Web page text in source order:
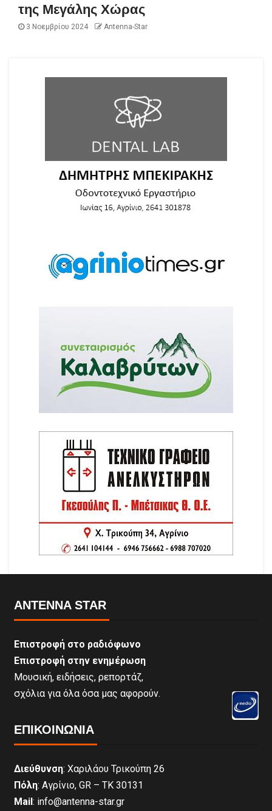
της Μεγάλης Χώρας
3 Νοεμβρίου 2024 Antenna-Star
ANTENNA STAR
Επιστροφή στο ραδιόφωνο
Επιστροφή στην ενημέρωση
Μουσική, ειδήσεις, ρεπορτάζ,
σχόλια για όλα όσα μας αφορούν.
ΕΠΙΚΟΙΝΩΝΊΑ
Διεύθυνση: Χαριλάου Τρικούπη 26
Πόλη: Αγρίνιο, GR – ΤΚ 30131
Mail: info@antenna-star.gr